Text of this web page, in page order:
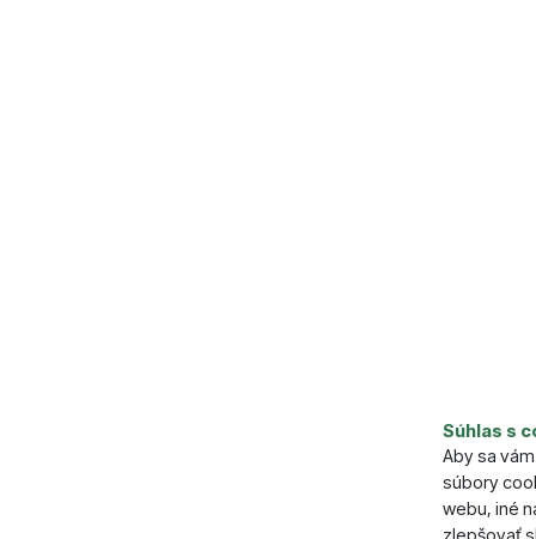
Súhlas s
Aby sa
súbory
webu, iné